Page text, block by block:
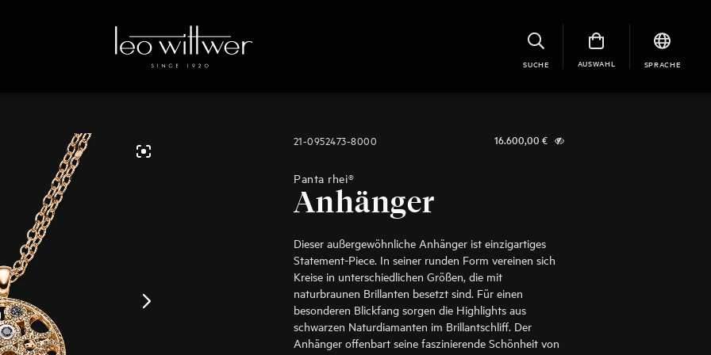
SUCHE AUSWAHL SPRACHE
21-0952473-8000 16.600,00 €
Panta rhei®
Anhänger
Dieser außergewöhnliche Anhänger ist einzigartiges
Statement-Piece. In seiner runden Form vereinen sich
Kreise in unterschiedlichen Größen, die mit
naturbraunen Brillanten besetzt sind. Für einen
besonderen Blickfang sorgen die Highlights aus
schwarzen Naturdiamanten im Brillantschliff. Der
Anhänger offenbart seine faszinierende Schönheit von